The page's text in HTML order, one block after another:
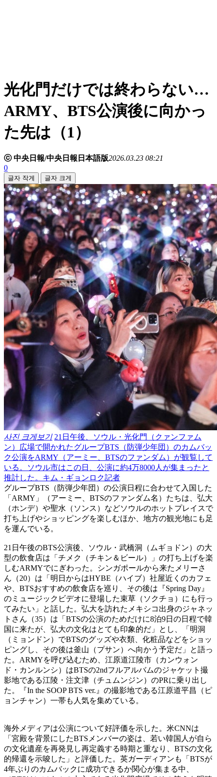
光化門だけでは終わらない…
ARMY、BTS公演後に向かっ
た先は（1）
ⓒ 中央日報/中央日報日本語版2026.03.23 08:21
0
글자 작게 글자 크게
사진 크게보기 21日午後、ソウル・光化門（クァンファム
ン）広場で開かれたグループBTS（防弾少年団）のカムバッ
ク公演をARMY（アーミー、BTSのファンダム）が観覧して
いる。ソウル市はこの日、公演に約4万8000人が集まったと
推計した。キム・ギョンロク記者
グループBTS（防弾少年団）の公演日程に合わせて入国した
「ARMY」（アーミー、BTSのファンダム名）たちは、弘大
（ホンデ）や聖水（ソンス）などソウルのホットプレイスで
打ち上げやショッピングを楽しむほか、地方の観光地にも足
を運んでいる。
21日午後のBTS公演後、ソウル・武橋洞（ムギョドン）の大
型の飲食店は「チメク（チキン＆ビール）」の打ち上げを楽
しむARMYでにぎわった。シンガポールから来たメリーさ
ん（20）は「明日からはHYBE（ハイブ）社屋近くのカフェ
や、BTSおすすめの飲食店を巡り、その後は『Spring Day』
のミュージックビデオに登場した束草（ソクチョ）にも行っ
てみたい」と話した。弘大を訪れたメキシコ出身のジャネッ
トさん（35）は「BTSの公演のためだけに8泊9日の日程で韓
国に来たが、弘大の文化はとても印象的だ」とし、「明洞
（ミョンドン）でBTSのグッズや衣類、化粧品などをショッ
ピングし、その後は釜山（プサン）へ向かう予定だ」と語っ
た。ARMYを呼び込むため、江原道江陵市（カンウォン
ド・カンルンシ）はBTSの2ndフルアルバムのジャケット撮
影地である江陵・注文津（チュムンジン）のPRに乗り出し
た。『In the SOOP BTS ver.』の撮影地である江原道平昌（ピ
ョンチャン）一帯も人気を集めている。
海外メディアは公演について好評価を示した。米CNNは
「宮殿を背景にしたBTSメンバーの姿は、若い韓国人が自ら
の文化遺産を再発見し再定義する時期と重なり、BTSの文化
的帰還を示唆した」と評価した。英ガーディアンも「BTSが
4年ぶりのカムバックに成功できるか関心が集まる中、